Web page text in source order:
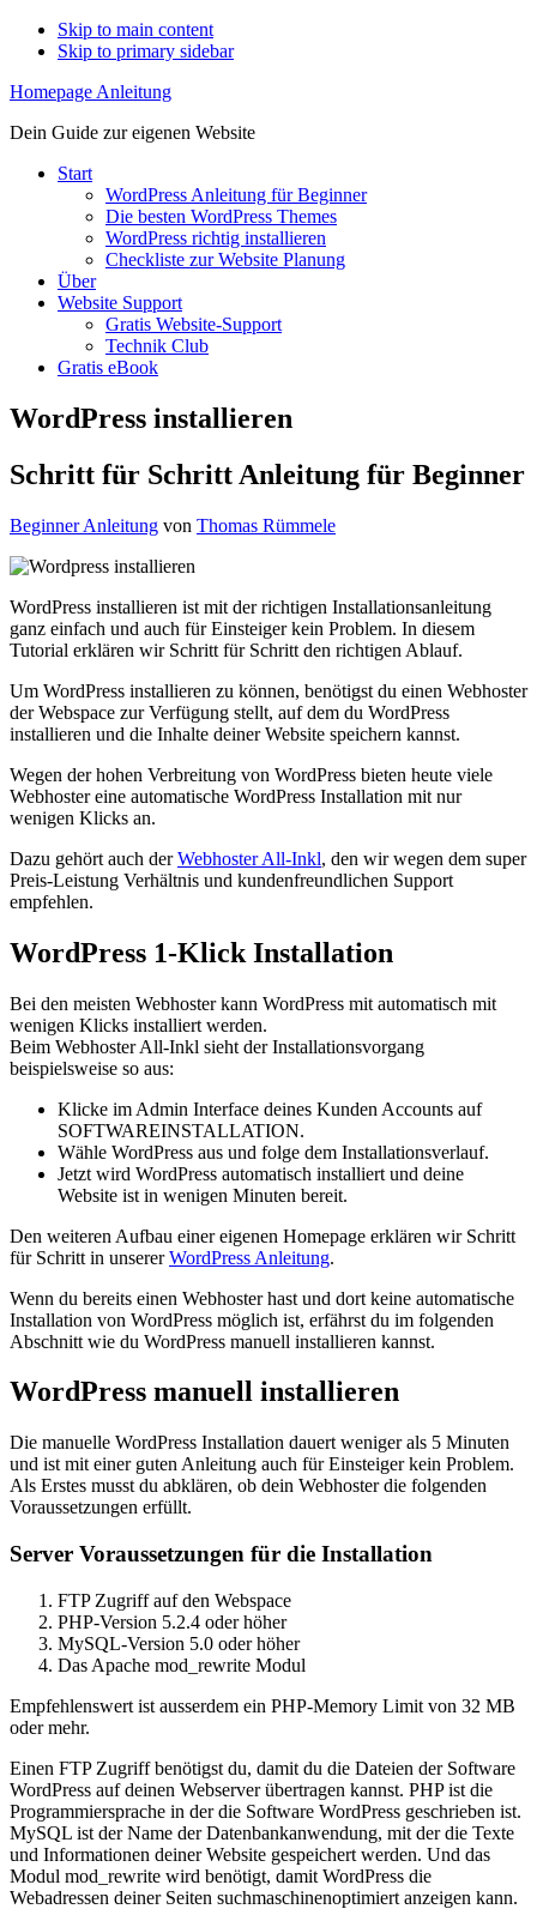
Skip to main content
Skip to primary sidebar
Homepage Anleitung
Dein Guide zur eigenen Website
Start
WordPress Anleitung für Beginner
Die besten WordPress Themes
WordPress richtig installieren
Checkliste zur Website Planung
Über
Website Support
Gratis Website-Support
Technik Club
Gratis eBook
WordPress installieren
Schritt für Schritt Anleitung für Beginner
Beginner Anleitung von Thomas Rümmele
WordPress installieren ist mit der richtigen Installationsanleitung
ganz einfach und auch für Einsteiger kein Problem. In diesem
Tutorial erklären wir Schritt für Schritt den richtigen Ablauf.
Um WordPress installieren zu können, benötigst du einen Webhoster
der Webspace zur Verfügung stellt, auf dem du WordPress
installieren und die Inhalte deiner Website speichern kannst.
Wegen der hohen Verbreitung von WordPress bieten heute viele
Webhoster eine automatische WordPress Installation mit nur
wenigen Klicks an.
Dazu gehört auch derWebhoster All-Inkl, den wir wegen dem super
Preis-Leistung Verhältnis und kundenfreundlichen Support
empfehlen.
WordPress 1-Klick Installation
Bei den meisten Webhoster kann WordPress mit automatisch mit
wenigen Klicks installiert werden.
Beim Webhoster All-Inkl sieht der Installationsvorgang
beispielsweise so aus:
Klicke im Admin Interface deines Kunden Accounts auf
SOFTWAREINSTALLATION.
Wähle WordPress aus und folge dem Installationsverlauf.
Jetzt wird WordPress automatisch installiert und deine
Website ist in wenigen Minuten bereit.
Den weiteren Aufbau einer eigenen Homepage erklären wir Schritt
für Schritt in unsererWordPress Anleitung.
Wenn du bereits einen Webhoster hast und dort keine automatische
Installation von WordPress möglich ist, erfährst du im folgenden
Abschnitt wie du WordPress manuell installieren kannst.
WordPress manuell installieren
Die manuelle WordPress Installation dauert weniger als 5 Minuten
und ist mit einer guten Anleitung auch für Einsteiger kein Problem.
Als Erstes musst du abklären, ob dein Webhoster die folgenden
Voraussetzungen erfüllt.
Server Voraussetzungen für die Installation
FTP Zugriff auf den Webspace
PHP-Version 5.2.4 oder höher
MySQL-Version 5.0 oder höher
Das Apache mod_rewrite Modul
Empfehlenswert ist ausserdem ein PHP-Memory Limit von 32 MB
oder mehr.
Einen FTP Zugriff benötigst du, damit du die Dateien der Software
WordPress auf deinen Webserver übertragen kannst. PHP ist die
Programmiersprache in der die Software WordPress geschrieben ist.
MySQL ist der Name der Datenbankanwendung, mit der die Texte
und Informationen deiner Website gespeichert werden. Und das
Modul mod_rewrite wird benötigt, damit WordPress die
Webadressen deiner Seiten suchmaschinenoptimiert anzeigen kann.